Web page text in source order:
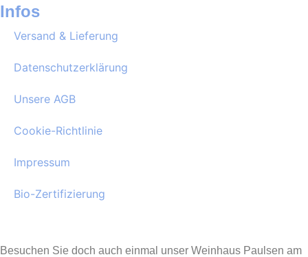
Infos
Versand & Lieferung
Datenschutzerklärung
Unsere AGB
Cookie-Richtlinie
Impressum
Bio-Zertifizierung
Besuchen Sie doch auch einmal unser Weinhaus Paulsen am